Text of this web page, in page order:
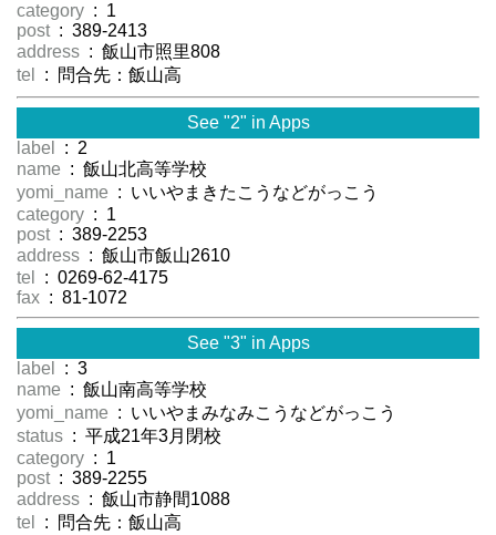
category : 1
post : 389-2413
address : 飯山市照里808
tel
: 問合先：飯山高
See "2" in Apps
label
: 2
name : 飯山北高等学校
yomi_name : いいやまきたこうなどがっこう
category : 1
post : 389-2253
address : 飯山市飯山2610
tel
: 0269-62-4175
fax : 81-1072
See "3" in Apps
label
: 3
name : 飯山南高等学校
yomi_name : いいやまみなみこうなどがっこう
status : 平成21年3月閉校
category : 1
post : 389-2255
address : 飯山市静間1088
tel
: 問合先：飯山高